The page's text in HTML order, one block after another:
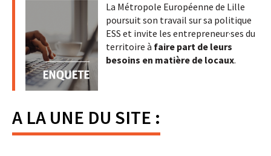
La Métropole Européenne de Lille
poursuit son travail sur sa politique
ESS et invite les entrepreneur·ses du
territoire à faire part de leurs
besoins en matière de locaux.
A LA UNE DU SITE :